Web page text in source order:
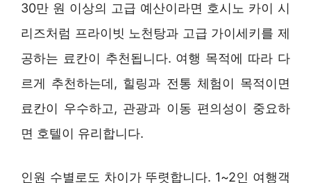
30만 원 이상의 고급 예산이라면 호시노 카이 시
리즈처럼 프라이빗 노천탕과 고급 가이세키를 제
공하는 료칸이 추천됩니다. 여행 목적에 따라 다
르게 추천하는데, 힐링과 전통 체험이 목적이면
료칸이 우수하고, 관광과 이동 편의성이 중요하
면 호텔이 유리합니다.
인원 수별로도 차이가 뚜렷합니다. 1~2인 여행객